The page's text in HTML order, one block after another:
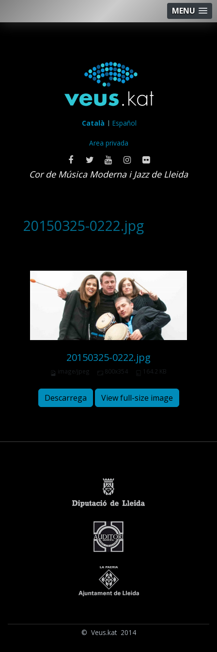
MENU
Català Español
Area privada
Cor de Música Moderna i Jazz de Lleida
20150325-0222.jpg
20150325-0222.jpg
image/jpeg 800x354 164.2 KB
Descarrega View full-size image
© Veus.kat 2014